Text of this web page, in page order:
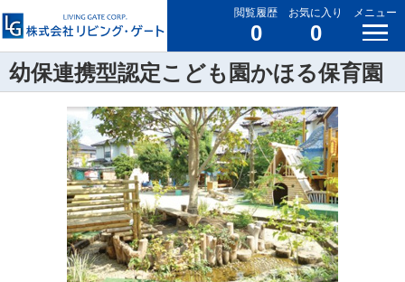
閲覧履歴
0
お気に入り
0
メニュー
幼保連携型認定こども園かほる保育園